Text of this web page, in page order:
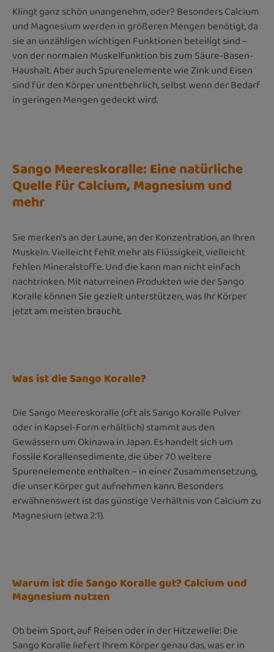
Klingt ganz schön unangenehm, oder? Besonders Calcium
und Magnesium werden in größeren Mengen benötigt, da
sie an unzähligen wichtigen Funktionen beteiligt sind –
von der normalen Muskelfunktion bis zum Säure-Basen-
Haushalt. Aber auch Spurenelemente wie Zink und Eisen
sind für den Körper unentbehrlich, selbst wenn der Bedarf
in geringen Mengen gedeckt wird.
Sango Meereskoralle: Eine natürliche
Quelle für Calcium, Magnesium und
mehr
Sie merken’s an der Laune, an der Konzentration, an Ihren
Muskeln. Vielleicht fehlt mehr als Flüssigkeit, vielleicht
fehlen Mineralstoffe. Und die kann man nicht einfach
nachtrinken. Mit naturreinen Produkten wie der Sango
Koralle können Sie gezielt unterstützen, was Ihr Körper
jetzt am meisten braucht.
Was ist die Sango Koralle?
Die Sango Meereskoralle (oft als Sango Koralle Pulver
oder in Kapsel-Form erhältlich) stammt aus den
Gewässern um Okinawa in Japan. Es handelt sich um
fossile Korallensedimente, die über 70 weitere
Spurenelemente enthalten – in einer Zusammensetzung,
die unser Körper gut aufnehmen kann. Besonders
erwähnenswert ist das günstige Verhältnis von Calcium zu
Magnesium (etwa 2:1).
Warum ist die Sango Koralle gut? Calcium und
Magnesium nutzen
Ob beim Sport, auf Reisen oder in der Hitzewelle: Die
Sango Koralle liefert Ihrem Körper genau das, was er in